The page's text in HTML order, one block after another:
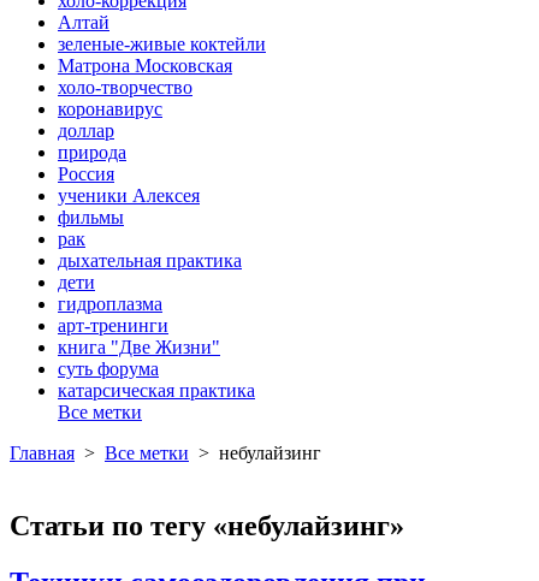
Алтай
зеленые-живые коктейли
Матрона Московская
холо-творчество
коронавирус
доллар
природа
Россия
ученики Алексея
фильмы
рак
дыхательная практика
дети
гидроплазма
арт-тренинги
книга "Две Жизни"
суть форума
катарсическая практика
Все метки
Главная > Все метки > небулайзинг
Статьи по тегу «небулайзинг»